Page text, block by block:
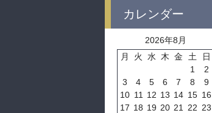
カレンダー
2026年8月
月
火 水 木 金 土 日
1
2
3
4 5 6 7 8
9
10 11 12 13 14 15 16
17 18 19 20 21 22 23